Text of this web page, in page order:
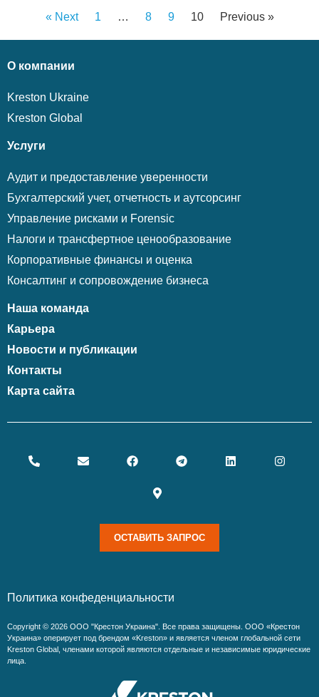
« Next 1 … 8 9 10 Previous »
О компании
Kreston Ukraine
Kreston Global
Услуги
Аудит и предоставление уверенности
Бухгалтерский учет, отчетность и аутсорсинг
Управление рисками и Forensic
Налоги и трансфертное ценообразование
Корпоративные финансы и оценка
Консалтинг и сопровождение бизнеса
Наша команда
Карьера
Новости и публикации
Контакты
Карта сайта
ОСТАВИТЬ ЗАПРОС
Политика конфеденциальности
Copyright © 2026 ООО "Крестон Украина". Все права защищены. ООО «Крестон
Украина» оперирует под брендом «Kreston» и является членом глобальной сети
Kreston Global, членами которой являются отдельные и независимые юридические
лица.